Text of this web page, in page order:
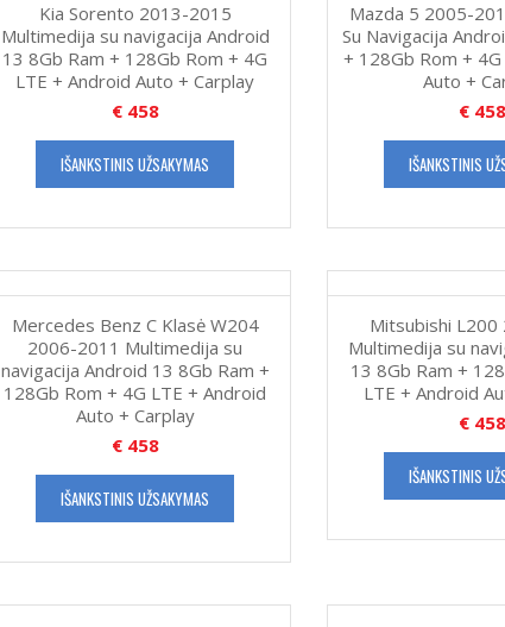
Kia Sorento 2013-2015
Multimedija su navigacija Android
13 8Gb Ram + 128Gb Rom + 4G
LTE + Android Auto + Carplay
€458
IŠANKSTINIS UŽSAKYMAS
Mazda 5 2005-
Su Navigacija
+ 128Gb Rom +
Auto +
€ 458
IŠANKSTINIS
Mercedes Benz C Klasė W204
2006-2011 Multimedija su
navigacija Android 13 8Gb Ram +
128Gb Rom + 4G LTE + Android
Auto + Carplay
€458
IŠANKSTINIS UŽSAKYMAS
Mitsubishi
Multimedija su
13 8Gb Ram +
LTE + Android
€ 458
IŠANKSTINIS